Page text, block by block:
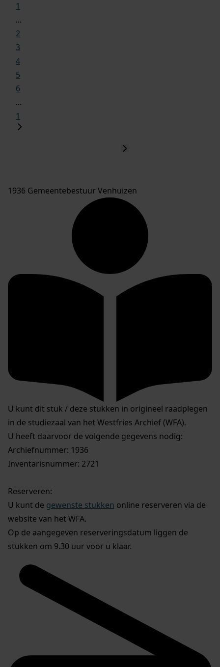
1
...
2
3
4
5
6
...
1
1936 Gemeentebestuur Venhuizen
U kunt dit stuk / deze stukken in origineel raadplegen
in de studiezaal van het Westfries Archief (WFA).
U heeft daarvoor de volgende gegevens nodig:
Archiefnummer: 1936
Inventarisnummer: 2721
Reserveren:
U kunt de gewenste stukken online reserveren via de
website van het WFA.
Op de aangegeven reserveringsdatum liggen de
stukken om 9.30 uur voor u klaar.